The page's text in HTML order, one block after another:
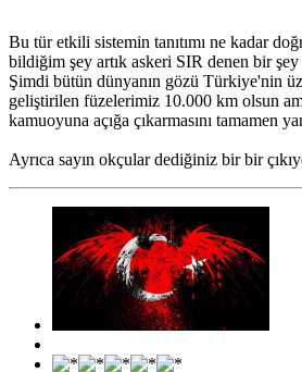
Bu tür etkili sistemin tanıtımı ne kadar
bildiğim şey artık askeri SIR denen bir şey
Şimdi bütün dünyanın gözü Türkiye'nin
geliştirilen füzelerimiz 10.000 km olsun
kamuoyuna açığa çıkarmasını tamamen
Ayrıca sayın okçular dediğiniz bir bir